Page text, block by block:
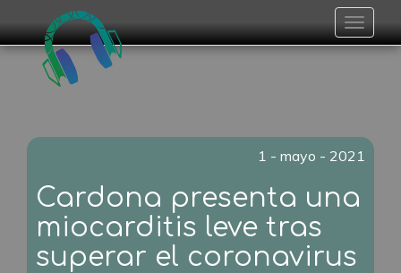
Toggle
1 - mayo - 2021
Cardona presenta una
miocarditis leve tras
superar el coronavirus